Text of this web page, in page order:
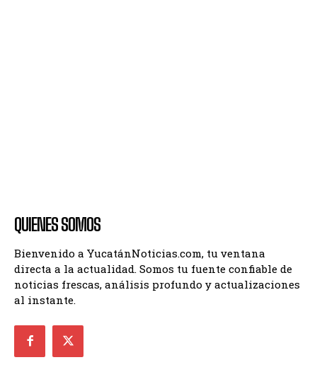
QUIENES SOMOS
Bienvenido a YucatánNoticias.com, tu ventana
directa a la actualidad. Somos tu fuente confiable de
noticias frescas, análisis profundo y actualizaciones
al instante.